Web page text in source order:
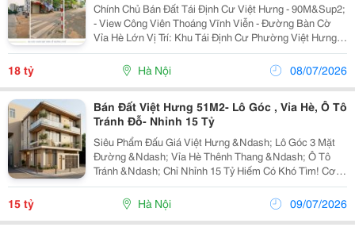
Chính Chủ Bán Đất Tái Định Cư Việt Hưng - 90M&Sup2;
- View Công Viên Thoáng Vĩnh Viễn - Đường Bàn Cờ
Vỉa Hè Lớn Vị Trí: Khu Tái Định Cư Phường Việt Hưng,
Quận Long Biên. Hạ Tầng Đồng Bộ, Dân Trí Cao, An
Sinh Đỉnh. Thông Số: Diện Tích 90M&Sup2;,...
18 tỷ Hà Nội 08/07/2026
Bán Đất Việt Hưng 51M2- Lô Góc , Vỉa Hè, Ô Tô
Tránh Đỗ- Nhỉnh 15 Tỷ
Siêu Phẩm Đấu Giá Việt Hưng &Ndash; Lô Góc 3 Mặt
Đường &Ndash; Vỉa Hè Thênh Thang &Ndash; Ô Tô
Tránh &Ndash; Chỉ Nhỉnh 15 Tỷ Hiếm Có Khó Tìm! Cơ
Hội Sở Hữu Mảnh Đất Đấu Giá Có Tọa Độ Vàng Tại
Phường Việt Hưng, Quận Long Biên. Vị Trí Đắc Địa, Hội
15 tỷ Hà Nội 09/07/2026